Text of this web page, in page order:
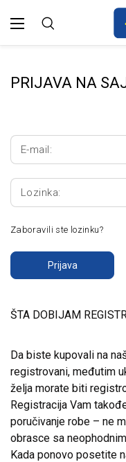
PRIJAVA NA
E-mail:
Lozinka:
Zaboravili ste lozinku?
Prijava
ŠTA DOBIJAM
Da biste kupovali na
registrovani, međutim
želja morate biti
Registracija Vam
poručivanje robe – ne
obrasce sa
Kada ponovo posetite